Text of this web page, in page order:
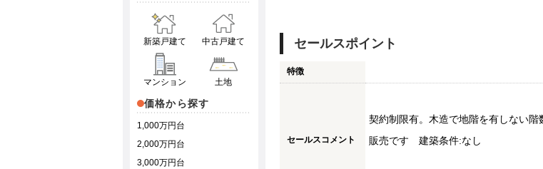
セールスポイント
特徴
セールスコメント
契約制限有。木造で地階を有しない
販売です 建築条件:なし
新築戸建て 中古戸建て
マンション 土地
価格から探す
1,000万円台
2,000万円台
3,000万円台